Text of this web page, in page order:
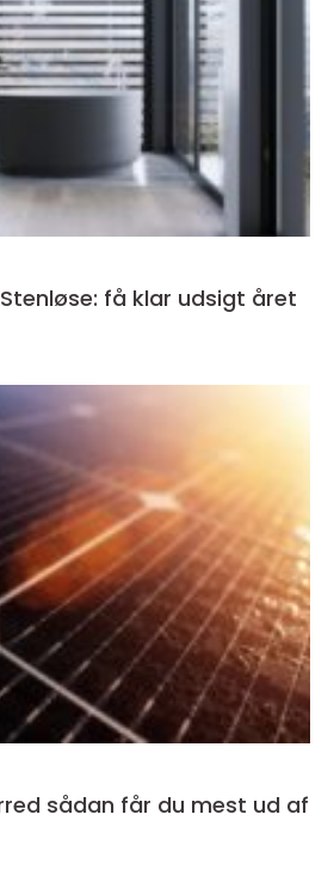
få klar udsigt året
ud af